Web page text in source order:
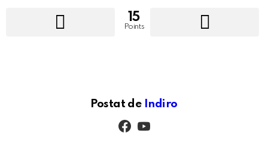
15
Points
Postat de Indiro